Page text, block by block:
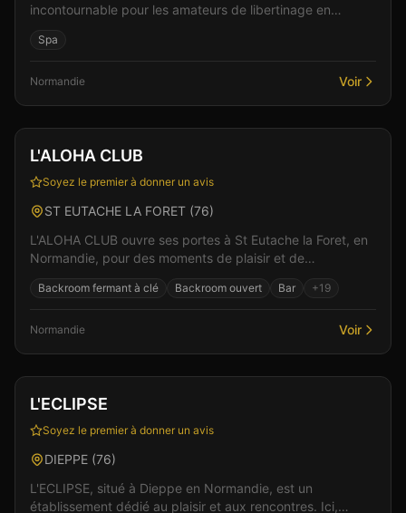
incontournable pour les amateurs de libertinage en
Spa
Normandie Voir
Club Spa & Wellness +4
L'ALOHA CLUB
Soyez le premier à donner un avis
ST EUTACHE LA FORET (76)
L'ALOHA CLUB ouvre ses portes à St Eutache la Foret, en
Normandie, pour des moments de plaisir et de
Backroom fermant à clé Backroom ouvert Bar +19
Normandie Voir
Club Sauna +7
L'ECLIPSE
Soyez le premier à donner un avis
DIEPPE (76)
L'ECLIPSE, situé à Dieppe en Normandie, est un
établissement dédié au plaisir et aux rencontres. Ici,